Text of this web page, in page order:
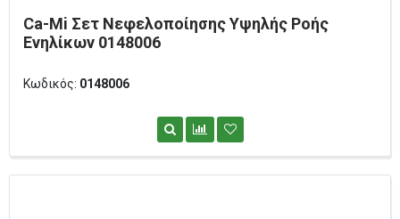
Ca-Mi Σετ Νεφελοποίησης Υψηλής Ροής
Ενηλίκων 0148006
Κωδικός: 0148006